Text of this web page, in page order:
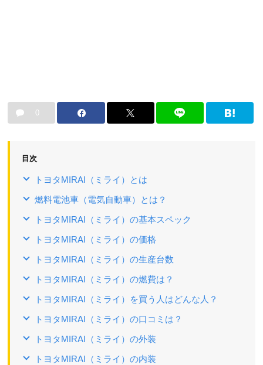
0
目次
トヨタMIRAI（ミライ）とは
燃料電池車（電気自動車）とは？
トヨタMIRAI（ミライ）の基本スペック
トヨタMIRAI（ミライ）の価格
トヨタMIRAI（ミライ）の生産台数
トヨタMIRAI（ミライ）の燃費は？
トヨタMIRAI（ミライ）を買う人はどんな人？
トヨタMIRAI（ミライ）の口コミは？
トヨタMIRAI（ミライ）の外装
トヨタMIRAI（ミライ）の内装